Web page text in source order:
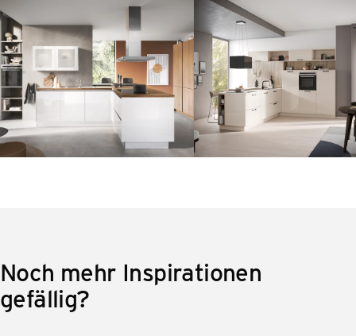
Noch mehr Inspirationen
gefällig?